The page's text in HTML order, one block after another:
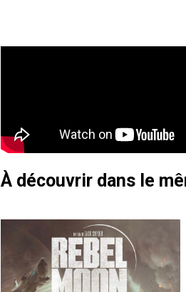
À découvrir dans le